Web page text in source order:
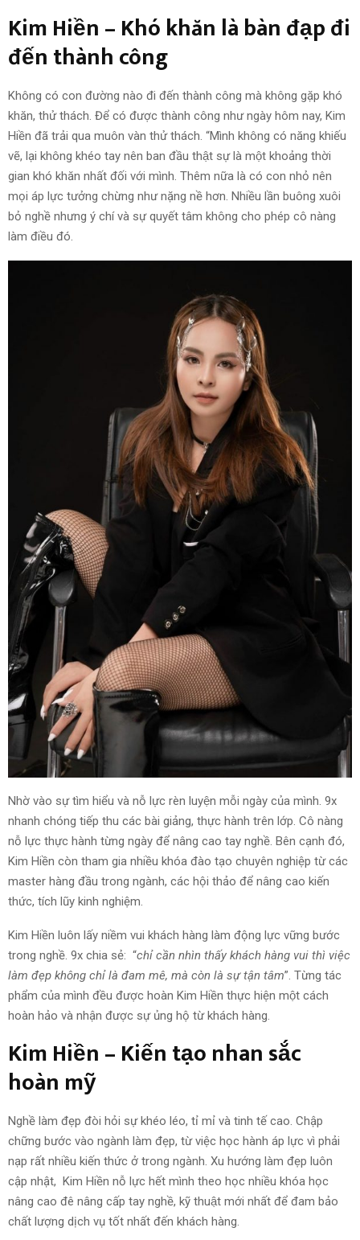
Kim Hiền – Khó khăn là bàn đạp đi
đến thành công
Không có con đường nào đi đến thành công mà không gặp khó
khăn, thử thách. Để có được thành công như ngày hôm nay, Kim
Hiền đã trải qua muôn vàn thử thách. “Mình không có năng khiếu
vẽ, lại không khéo tay nên ban đầu thật sự là một khoảng thời
gian khó khăn nhất đối với mình. Thêm nữa là có con nhỏ nên
mọi áp lực tưởng chừng như nặng nề hơn. Nhiều lần buông xuôi
bỏ nghề nhưng ý chí và sự quyết tâm không cho phép cô nàng
làm điều đó.
Nhờ vào sự tìm hiểu và nỗ lực rèn luyện mỗi ngày của mình. 9x
nhanh chóng tiếp thu các bài giảng, thực hành trên lớp. Cô nàng
nỗ lực thực hành từng ngày để nâng cao tay nghề. Bên cạnh đó,
Kim Hiền còn tham gia nhiều khóa đào tạo chuyên nghiệp từ các
master hàng đầu trong ngành, các hội thảo để nâng cao kiến
thức, tích lũy kinh nghiệm.
Kim Hiền luôn lấy niềm vui khách hàng làm động lực vững bước
trong nghề. 9x chia sẻ: “chỉ cần nhìn thấy khách hàng vui thì việc
làm đẹp không chỉ là đam mê, mà còn là sự tận tâm”. Từng tác
phẩm của mình đều được hoàn Kim Hiền thực hiện một cách
hoàn hảo và nhận được sự ủng hộ từ khách hàng.
Kim Hiền – Kiến tạo nhan sắc
hoàn mỹ
Nghề làm đẹp đòi hỏi sự khéo léo, tỉ mỉ và tinh tế cao. Chập
chững bước vào ngành làm đẹp, từ việc học hành áp lực vì phải
nạp rất nhiều kiến thức ở trong ngành. Xu hướng làm đẹp luôn
cập nhật, Kim Hiền nỗ lực hết mình theo học nhiều khóa học
nâng cao đê nâng cấp tay nghề, kỹ thuật mới nhất để đam bảo
chất lượng dịch vụ tốt nhất đến khách hàng.